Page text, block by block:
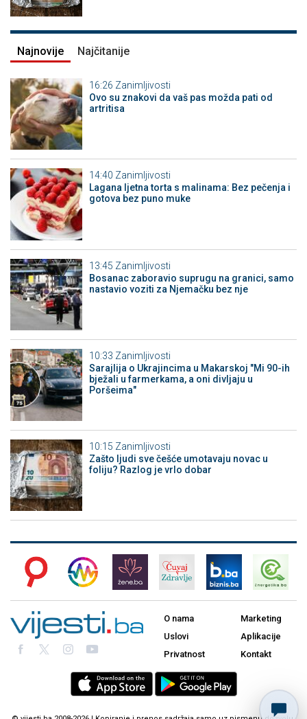
Najnovije Najčitanije
16:26 Zanimljivosti
Ovo su znakovi da vaš pas možda pati od
artritisa
14:40 Zanimljivosti
Lagana ljetna torta s malinama: Bez pečenja i
gotova bez puno muke
13:45 Zanimljivosti
Bosanac zaboravio suprugu na granici, samo
nastavio voziti za Njemačku bez nje
10:33 Zanimljivosti
Sarajlija o Ukrajincima u Makarskoj "Mi 90-ih
bježali u farmerkama, a oni divljaju u
Poršeima"
10:15 Zanimljivosti
Zašto ljudi sve češće umotavaju novac u
foliju? Razlog je vrlo dobar
O nama
Uslovi
Privatnost
Marketing
Aplikacije
Kontakt